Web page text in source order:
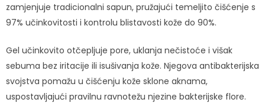
zamjenjuje tradicionalni sapun, pružajući temeljito čišćenje s
97% učinkovitosti i kontrolu blistavosti kože do 90%.
Gel učinkovito otčepljuje pore, uklanja nečistoće i višak
sebuma bez iritacije ili isušivanja kože. Njegova antibakterijska
svojstva pomažu u čišćenju kože sklone aknama,
uspostavljajući pravilnu ravnotežu njezine bakterijske flore.